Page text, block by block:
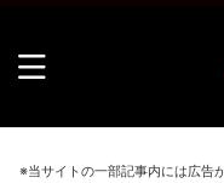
※当サイトの一部記事内には広告